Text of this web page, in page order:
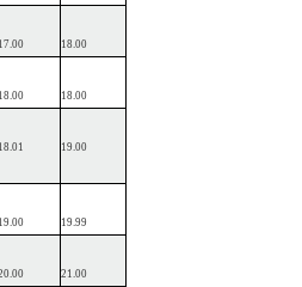
17.00 18.00
18.00 18.00
18.01 19.00
19.00 19.99
21.00